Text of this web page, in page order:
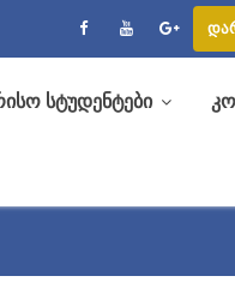
სტუდენტები